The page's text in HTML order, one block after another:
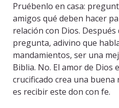
Pruébenlo en casa:
amigos qué deben hacer
relación con Dios.
pregunta, adivino que
mandamientos, ser una
Biblia. No. El amor de Dios
crucificado crea una
es recibir este don con fe.